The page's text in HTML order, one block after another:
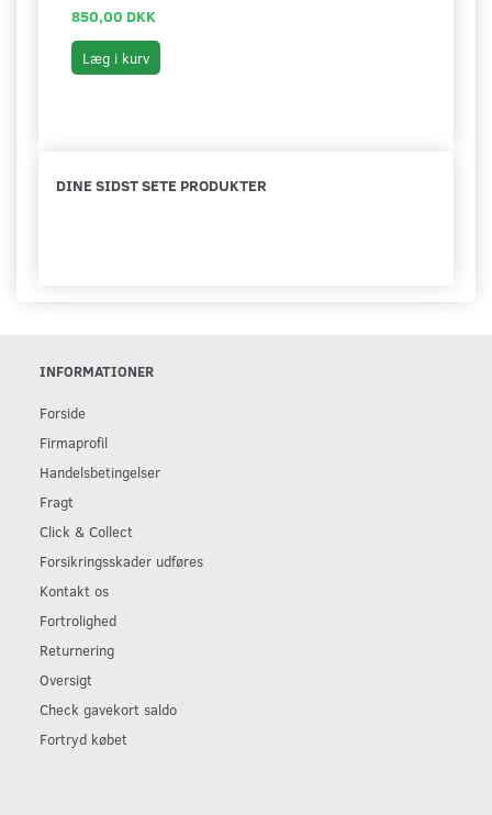
850,00 DKK
Læg i kurv
DINE SIDST SETE PRODUKTER
INFORMATIONER
Forside
Firmaprofil
Handelsbetingelser
Fragt
Click & Collect
Forsikringsskader udføres
Kontakt os
Fortrolighed
Returnering
Oversigt
Check gavekort saldo
Fortryd købet